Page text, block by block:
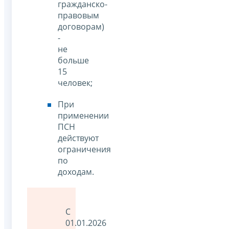
гражданско-
правовым
договорам)
-
не
больше
15
человек;
При
применении
ПСН
действуют
ограничения
по
доходам.
С
01.01.2026